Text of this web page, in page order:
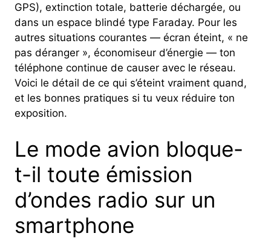
GPS), extinction totale, batterie déchargée, ou
dans un espace blindé type Faraday. Pour les
autres situations courantes — écran éteint, « ne
pas déranger », économiseur d’énergie — ton
téléphone continue de causer avec le réseau.
Voici le détail de ce qui s’éteint vraiment quand,
et les bonnes pratiques si tu veux réduire ton
exposition.
Le mode avion bloque-
t-il toute émission
d’ondes radio sur un
smartphone